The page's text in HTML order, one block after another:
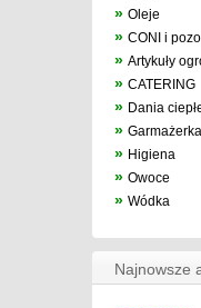
» Oleje
» CONI i
» Artykuły
» CATERING
» Dania
»
» Higiena
» Owoce
» Wódka
Najnowsze